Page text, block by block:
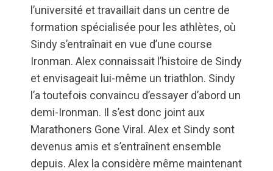
l’université et travaillait dans un centre de
formation spécialisée pour les athlètes, où
Sindy s’entraînait en vue d’une course
Ironman. Alex connaissait l’histoire de Sindy
et envisageait lui-même un triathlon. Sindy
l’a toutefois convaincu d’essayer d’abord un
demi-Ironman. Il s’est donc joint aux
Marathoners Gone Viral. Alex et Sindy sont
devenus amis et s’entraînent ensemble
depuis. Alex la considère même maintenant